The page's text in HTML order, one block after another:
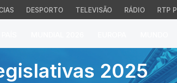
DESPORTO TELEVISÃO RÁDIO RTP
reúne-se
2025